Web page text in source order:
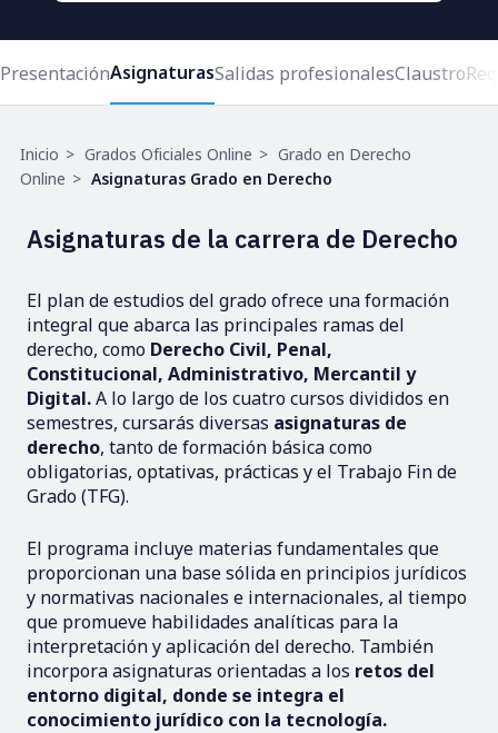
PresentaciónAsignaturasSalidas profesionalesClaustro
Ruta
de
Inicio Grados Oficiales Online
Grado en Derecho
Online
Asignaturas Grado en Derecho
Asignaturas de la carrera de Derecho
El plan de estudios del grado ofrece una formación
integral que abarca las principales ramas del
derecho, como Derecho Civil, Penal,
Constitucional, Administrativo, Mercantil y
Digital.A lo largo de los cuatro cursos divididos en
semestres, cursarás diversas asignaturas de
derecho, tanto de formación básica como
obligatorias, optativas, prácticas y el Trabajo Fin de
Grado (TFG).
El programa incluye materias fundamentales que
proporcionan una base sólida en principios jurídicos
y normativas nacionales e internacionales, al tiempo
que promueve habilidades analíticas para la
interpretación y aplicación del derecho. También
incorpora asignaturas orientadas a los retos del
entorno digital, donde se integra el
conocimiento jurídico con la tecnología.